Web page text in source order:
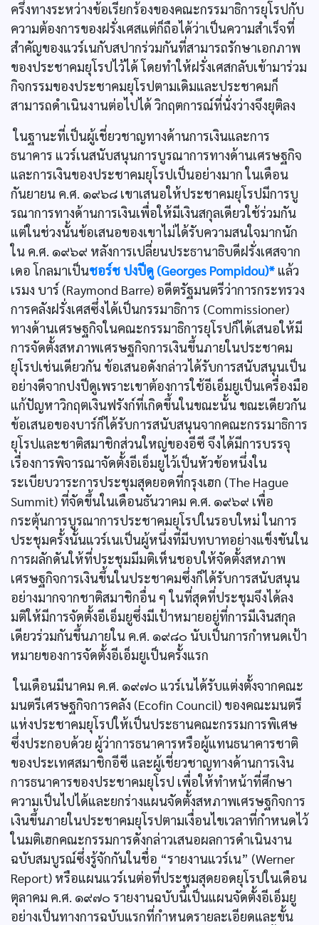
ครึ่งทางระหว่างข้อเรียกร้องของคณะกรรมาธิการยุโรปกับ
ความต้องการของฝรั่งเศสแต่ก็ถือได้ว่าเป็นความสำเร็จที่
สำคัญของแวร์เนกับสปากร่วมกันที่สามารถรักษาเอกภาพ
ของประชาคมยุโรปไว้ได้ โดยทำให้ฝรั่งเศสกลับเข้ามาร่วม
กิจกรรมของประชาคมยุโรปตามเดิมและประชาคมก็
สามารถดำเนินงานต่อไปได้ วิกฤตการณ์ที่นั่งว่างจึงยุติลง
ในฐานะที่เป็นผู้เชี่ยวชาญทางด้านการเงินและการ
ธนาคาร แวร์เนสนับสนุนการบูรณาการทางด้านเศรษฐกิจ
และการเงินของประชาคมยุโรปเป็นอย่างมาก ในเดือน
กันยายน ค.ศ. ๑๙๖๘ เขาเสนอให้ประชาคมยุโรปมีการบู
รณาการทางด้านการเงินเพื่อให้มีเงินสกุลเดียวใช้ร่วมกัน
แต่ในช่วงนั้นข้อเสนอของเขาไม่ได้รับความสนใจมากนัก
ใน ค.ศ. ๑๙๖๙ หลังการเปลี่ยนประธานาธิบดีฝรั่งเศสจาก
เดอ โกลมาเป็นชอร์ช ปงปีดู (Georges Pompidou)* แล้ว
เรมง บาร์ (Raymond Barre) อดีตรัฐมนตรีว่าการกระทรวง
การคลังฝรั่งเศสซึ่งได้เป็นกรรมาธิการ (Commissioner)
ทางด้านเศรษฐกิจในคณะกรรมาธิการยุโรปก็ได้เสนอให้มี
การจัดตั้งสหภาพเศรษฐกิจการเงินขึ้นภายในประชาคม
ยุโรปเช่นเดียวกัน ข้อเสนอดังกล่าวได้รับการสนับสนุนเป็น
อย่างดีจากปงปีดูเพราะเขาต้องการใช้อีเอ็มยูเป็นเครื่องมือ
แก้ปัญหาวิกฤตเงินฟรังก์ที่เกิดขึ้นในขณะนั้น ขณะเดียวกัน
ข้อเสนอของบาร์ก็ได้รับการสนับสนุนจากคณะกรรมาธิการ
ยุโรปและชาติสมาชิกส่วนใหญ่ของอีซี จึงได้มีการบรรจุ
เรื่องการพิจารณาจัดตั้งอีเอ็มยูไว้เป็นหัวข้อหนึ่งใน
ระเบียบวาระการประชุมสุดยอดที่กรุงเฮก (The Hague
Summit) ที่จัดขึ้นในเดือนธันวาคม ค.ศ. ๑๙๖๙ เพื่อ
กระตุ้นการบูรณาการประชาคมยุโรปในรอบใหม่ ในการ
ประชุมครั้งนั้นแวร์เนเป็นผู้หนึ่งที่มีบทบาทอย่างแข็งขันใน
การผลักดันให้ที่ประชุมมีมติเห็นชอบให้จัดตั้งสหภาพ
เศรษฐกิจการเงินขึ้นในประชาคมซึ่งก็ได้รับการสนับสนุน
อย่างมากจากชาติสมาชิกอื่น ๆ ในที่สุดที่ประชุมจึงได้ลง
มติให้มีการจัดตั้งอีเอ็มยูซึ่งมีเป้าหมายอยู่ที่การมีเงินสกุล
เดียวร่วมกันขึ้นภายใน ค.ศ. ๑๙๘๐ นับเป็นการกำหนดเป้า
หมายของการจัดตั้งอีเอ็มยูเป็นครั้งแรก
ในเดือนมีนาคม ค.ศ. ๑๙๗๐ แวร์เนได้รับแต่งตั้งจากคณะ
มนตรีเศรษฐกิจการคลัง (Ecofin Council) ของคณะมนตรี
แห่งประชาคมยุโรปให้เป็นประธานคณะกรรมการพิเศษ
ซึ่งประกอบด้วย ผู้ว่าการธนาคารหรือผู้แทนธนาคารชาติ
ของประเทศสมาชิกอีซี และผู้เชี่ยวชาญทางด้านการเงิน
การธนาคารของประชาคมยุโรป เพื่อให้ทำหน้าที่ศึกษา
ความเป็นไปได้และยกร่างแผนจัดตั้งสหภาพเศรษฐกิจการ
เงินขึ้นภายในประชาคมยุโรปตามเงื่อนไขเวลาที่กำหนดไว้
ในมติเฮกคณะกรรมการดังกล่าวเสนอผลการดำเนินงาน
ฉบับสมบูรณ์ซึ่งรู้จักกันในชื่อ “รายงานแวร์เน” (Werner
Report) หรือแผนแวร์เนต่อที่ประชุมสุดยอดยุโรปในเดือน
ตุลาคม ค.ศ. ๑๙๗๐ รายงานฉบับนี้เป็นแผนจัดตั้งอีเอ็มยู
อย่างเป็นทางการฉบับแรกที่กำหนดรายละเอียดและขั้น